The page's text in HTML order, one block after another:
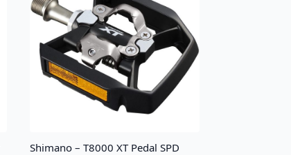
Shimano – T8000 XT Pedal SPD